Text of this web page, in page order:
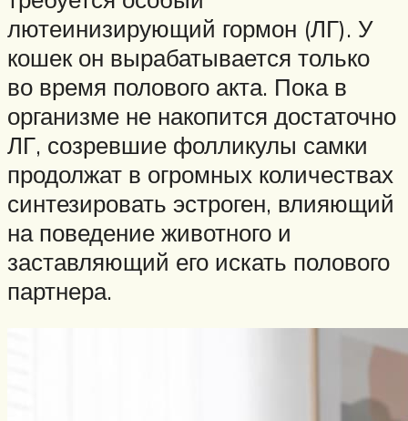
лютеинизирующий гормон (ЛГ). У
кошек он вырабатывается только
во время полового акта. Пока в
организме не накопится достаточно
ЛГ, созревшие фолликулы самки
продолжат в огромных количествах
синтезировать эстроген, влияющий
на поведение животного и
заставляющий его искать полового
партнера.